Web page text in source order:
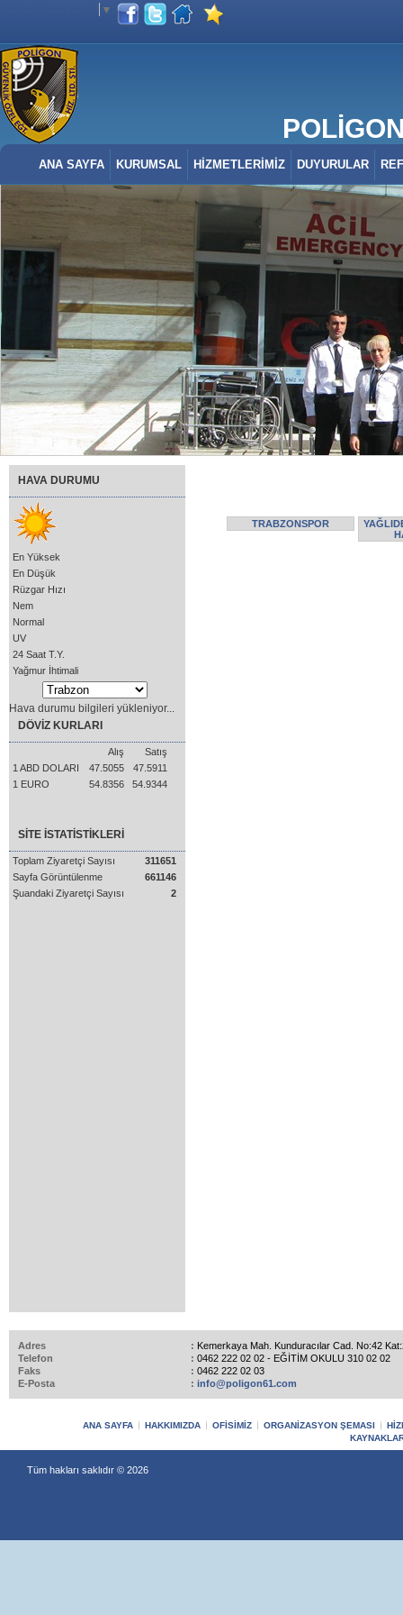
▼
ANA SAYFA KURUMSAL HİZMETLERİMİZ DUYURULAR
HAVA DURUMU
En Yüksek
En Düşük
Rüzgar Hızı
Nem
Normal
UV
24 Saat T.Y.
Yağmur İhtimali
Hava durumu bilgileri yükleniyor...
DÖVİZ KURLARI
Alış
Satış
1 ABD DOLARI
47.5055
47.5911
1 EURO
54.8356 54.9344
SİTE İSTATİSTİKLERİ
Toplam Ziyaretçi Sayısı
311651
Sayfa Görüntülenme
661146
Şuandaki Ziyaretçi Sayısı
2
TRABZONSPOR
Adres : Kemerkaya Mah. Kunduracılar Cad. No:42
Telefon
: 0462 222 02 02 - EĞİTİM OKULU 310 02 02
Faks
: 0462 222 02 03
E-Posta
: info@poligon61.com
ANA SAYFA HAKKIMIZDA OFİSİMİZ ORGANİZASYON ŞEMASI
Tüm hakları saklıdır © 2026